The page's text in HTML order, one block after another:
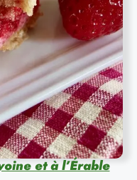
et à l’Érable